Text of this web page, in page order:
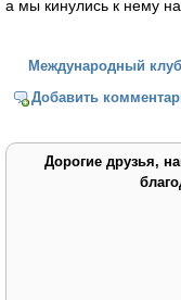
а мы кинулись к нему
Международный
Добавить
Дорогие друзья,